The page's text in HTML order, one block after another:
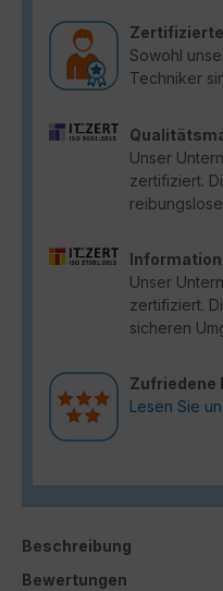
Sowohl
Techniker
Unser
zertifiziert.
Unser
zertifiziert.
sicheren
Zufriedene
Lesen Sie
Beschreibung
Bewertungen